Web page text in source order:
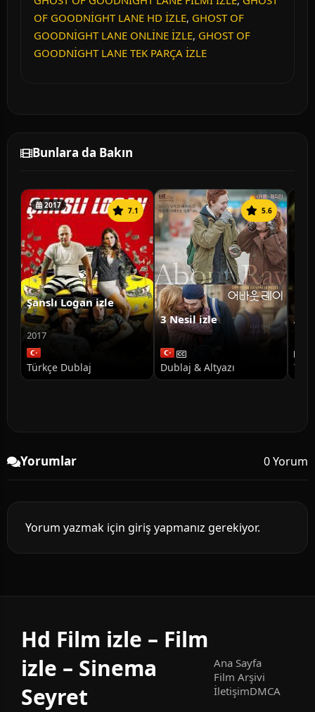
OF GOODNİGHT LANE HD İZLE, GHOST OF
GOODNİGHT LANE ONLİNE İZLE, GHOST OF
GOODNİGHT LANE TEK PARÇA İZLE
Bunlara da Bakın
2017
7.1
Şanslı Logan izle
2017
Türkçe Dublaj
5.6
3 Nesil izle
Dublaj & Altyazı
Yorumlar 0 Yorum
Yorum yazmak için giriş yapmanız gerekiyor.
Hd Film izle – Film
izle – Sinema
Seyret
Ana Sayfa
Film Arşivi
İletişimDMCA